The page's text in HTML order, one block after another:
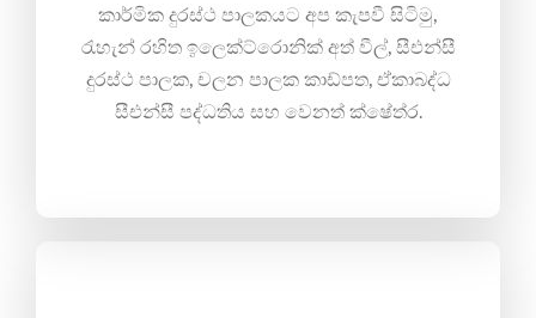
කාර්මික දුරස්ථ පාලකයට අප කැපවී සිටිමු,
රැහැන් රහිත ඉලෙක්ට්රොනික් අත් වීල්, සීඑන්සී
දුරස්ථ පාලක, චලන පාලක කාඩ්පත, ඒකාබද්ධ
සීඑන්සී පද්ධතිය සහ වෙනත් ක්ෂේත්ර.